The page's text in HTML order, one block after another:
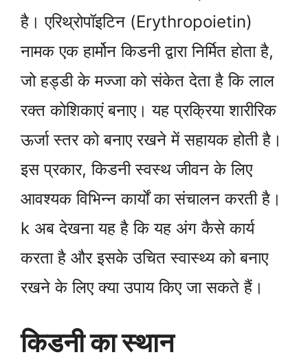
है। एरिथ्रोपॉइटिन (Erythropoietin)
नामक एक हार्मोन किडनी द्वारा निर्मित होता है,
जो हड्डी के मज्जा को संकेत देता है कि लाल
रक्त कोशिकाएं बनाए। यह प्रक्रिया शारीरिक
ऊर्जा स्तर को बनाए रखने में सहायक होती है।
इस प्रकार, किडनी स्वस्थ जीवन के लिए
आवश्यक विभिन्न कार्यों का संचालन करती है।
k अब देखना यह है कि यह अंग कैसे कार्य
करता है और इसके उचित स्वास्थ्य को बनाए
रखने के लिए क्या उपाय किए जा सकते हैं।
किडनी का स्थान